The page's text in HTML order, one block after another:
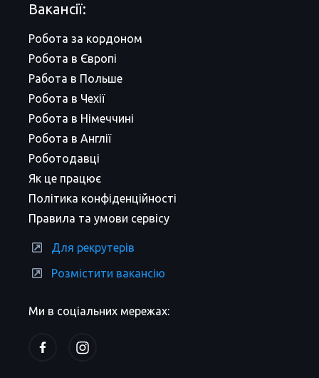
Ми в соціальних мережах:
Вакансії:
Робота за кордоном
Робота в Європі
Работа в Польше
Робота в Чехії
Робота в Німеччині
Робота в Англії
Роботодавці
Як це працює
Політика конфіденційності
Правила та умови сервісу
Для рекрутерів
Розмістити вакансію